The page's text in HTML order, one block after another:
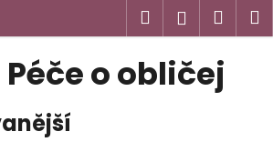
Hledat
Péče o obličej